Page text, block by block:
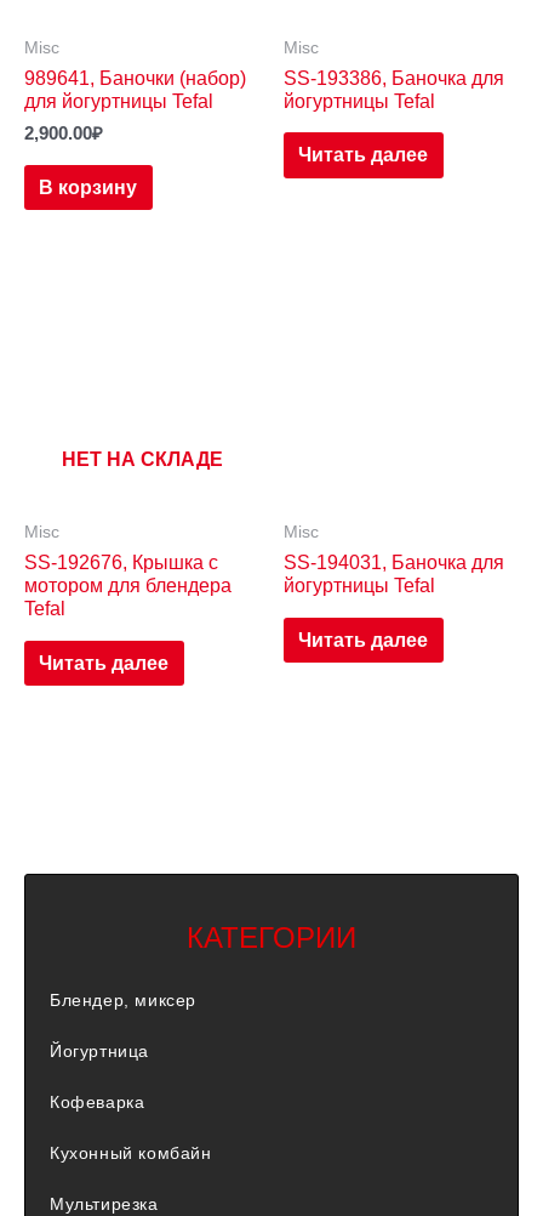
Misc
989641, Баночки (набор)
для йогуртницы Tefal
2,900.00₽
В корзину
Misc
SS-193386, Баночка для
йогуртницы Tefal
Читать далее
НЕТ НА СКЛАДЕ
Misc
SS-192676, Крышка с
мотором для блендера
Tefal
Читать далее
Misc
SS-194031, Баночка для
йогуртницы Tefal
Читать далее
КАТЕГОРИИ
Блендер, миксер
Йогуртница
Кофеварка
Кухонный комбайн
Мультирезка